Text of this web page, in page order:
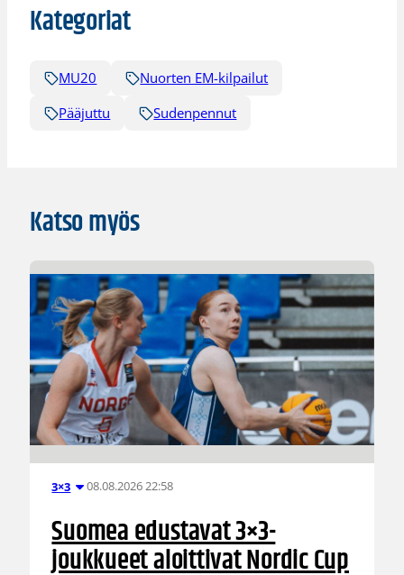
Kategoriat
MU20
Nuorten EM-kilpailut
Pääjuttu
Sudenpennut
Katso myös
3×3 08.08.2026 22:58
Suomea edustavat 3×3-
joukkueet aloittivat Nordic Cup